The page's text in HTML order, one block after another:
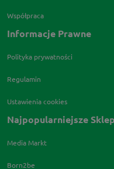
Współpraca
Informacje Prawne
Polityka prywatności
Regulamin
Ustawienia cookies
Najpopularniejsze
Media Markt
Born2be